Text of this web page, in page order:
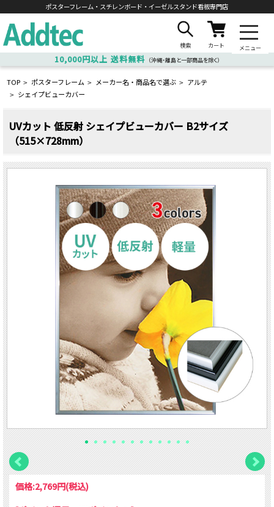
ポスターフレーム・スチレンボード・ イーゼルスタンド看板専門店
検索 カート メニュー
10,000円以上 送料無料 （沖縄・離島と一部商品を除く）
TOP > ポスターフレーム > メーカー名・商品名で選ぶ > アルテ
> シェイプビューカバー
UVカット 低反射 シェイプビューカバー B2サイズ
（515×728mm）
価格:2,769円(税込)